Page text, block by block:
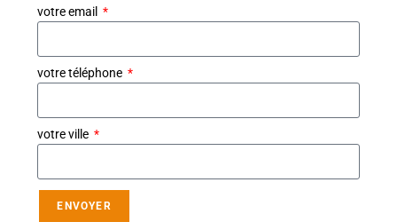
votre email
votre téléphone
votre ville
ENVOYER